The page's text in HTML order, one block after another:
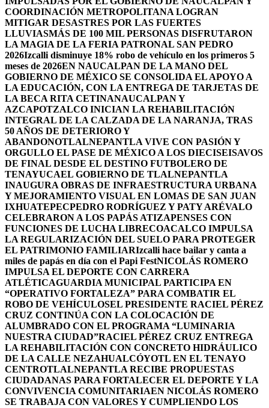
COORDINACIÓN METROPOLITANA LOGRAN
MITIGAR DESASTRES POR LAS FUERTES
LLUVIASMÁS DE 100 MIL PERSONAS DISFRUTARON
LA MAGIA DE LA FERIA PATRONAL SAN PEDRO
2026Izcalli disminuye 18% robo de vehículo en los primeros 5
meses de 2026EN NAUCALPAN DE LA MANO DEL
GOBIERNO DE MÉXICO SE CONSOLIDA EL APOYO A
LA EDUCACIÓN, CON LA ENTREGA DE TARJETAS DE
LA BECA RITA CETINANAUCALPAN Y
AZCAPOTZALCO INICIAN LA REHABILITACIÓN
INTEGRAL DE LA CALZADA DE LA NARANJA, TRAS
50 AÑOS DE DETERIORO Y
ABANDONOTLALNEPANTLA VIVE CON PASIÓN Y
ORGULLO EL PASE DE MÉXICO A LOS DIECISEISAVOS
DE FINAL DESDE EL DESTINO FUTBOLERO DE
TENAYUCAEL GOBIERNO DE TLALNEPANTLA
INAUGURA OBRAS DE INFRAESTRUCTURA URBANA
Y MEJORAMIENTO VISUAL EN LOMAS DE SAN JUAN
IXHUATEPECPEDRO RODRÍGUEZ Y PATY ARÉVALO
CELEBRARON A LOS PAPÁS ATIZAPENSES CON
FUNCIONES DE LUCHA LIBRECOACALCO IMPULSA
LA REGULARIZACIÓN DEL SUELO PARA PROTEGER
EL PATRIMONIO FAMILIARIzcalli hace bailar y canta a
miles de papás en día con el Papi FestNICOLÁS ROMERO
IMPULSA EL DEPORTE CON CARRERA
ATLÉTICAGUARDIA MUNICIPAL PARTICIPA EN
“OPERATIVO FORTALEZA” PARA COMBATIR EL
ROBO DE VEHÍCULOSEL PRESIDENTE RACIEL PÉREZ
CRUZ CONTINÚA CON LA COLOCACIÓN DE
ALUMBRADO CON EL PROGRAMA “LUMINARIA
NUESTRA CIUDAD”RACIEL PÉREZ CRUZ ENTREGA
LA REHABILITACIÓN CON CONCRETO HIDRÁULICO
DE LA CALLE NEZAHUALCÓYOTL EN EL TENAYO
CENTROTLALNEPANTLA RECIBE PROPUESTAS
CIUDADANAS PARA FORTALECER EL DEPORTE Y LA
CONVIVENCIA COMUNITARIAEN NICOLÁS ROMERO
SE TRABAJA CON VALORES Y CUMPLIENDO LOS